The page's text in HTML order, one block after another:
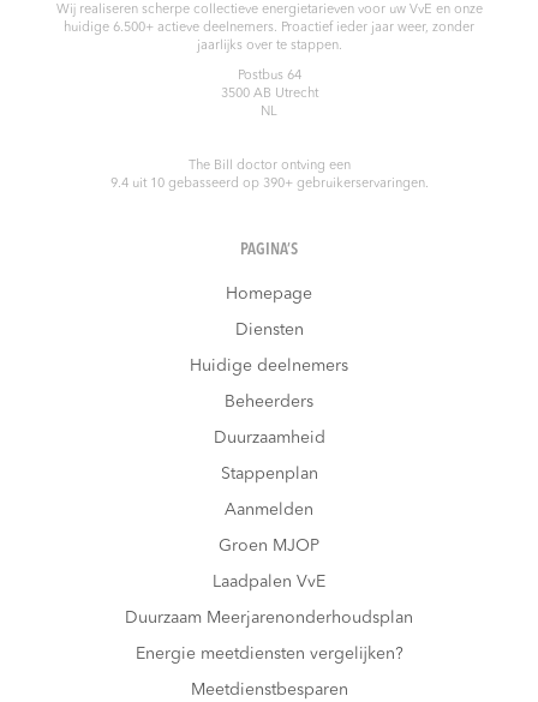
Wij realiseren scherpe collectieve energietarieven voor uw VvE en onze
huidige 6.500+ actieve deelnemers. Proactief ieder jaar weer, zonder
jaarlijks over te stappen.
Postbus 64
3500 AB Utrecht
NL
The Bill doctorontving een
9.4uit 10gebasseerd op 390+ gebruikerservaringen.
PAGINA’S
Homepage
Diensten
Huidige deelnemers
Beheerders
Duurzaamheid
Stappenplan
Aanmelden
Groen MJOP
Laadpalen VvE
Duurzaam Meerjarenonderhoudsplan
Energie meetdiensten vergelijken?
Meetdienstbesparen